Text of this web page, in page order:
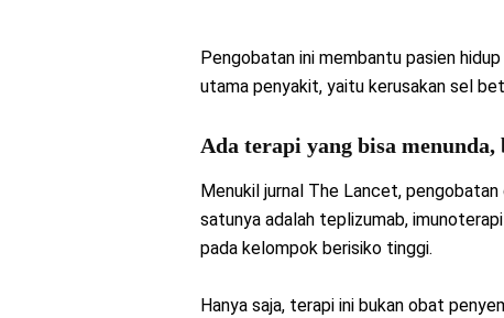
Pengobatan ini membantu pasien
utama penyakit, yaitu kerusakan sel
Ada terapi yang bisa
Menukil jurnal The Lancet,
satunya adalah teplizumab,
pada kelompok berisiko tinggi.
Hanya saja, terapi ini bukan obat